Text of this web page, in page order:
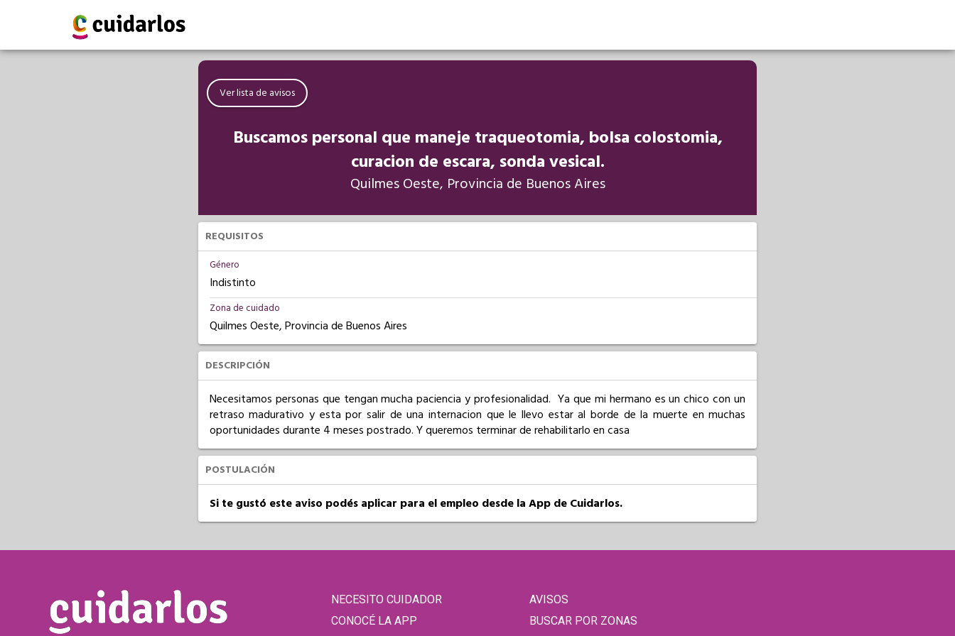
Ver lista de avisos
Buscamos personal que maneje traqueotomia, bolsa colostomia,
curacion de escara, sonda vesical.
Quilmes Oeste, Provincia de Buenos Aires
REQUISITOS
Género
Indistinto
Zona de cuidado
Quilmes Oeste, Provincia de Buenos Aires
DESCRIPCIÓN
Necesitamos personas que tengan mucha paciencia y profesionalidad.  Ya que mi hermano es un chico con un
retraso madurativo y esta por salir de una internacion que le llevo estar al borde de la muerte en muchas
oportunidades durante 4 meses postrado. Y queremos terminar de rehabilitarlo en casa
POSTULACIÓN
Si te gustó este aviso podés aplicar para el empleo desde la App de Cuidarlos.
NECESITO CUIDADOR
CONOCÉ LA APP
AVISOS
BUSCAR POR ZONAS